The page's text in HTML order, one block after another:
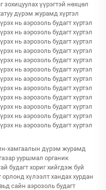
үүрэгтэй нөхцөл
дүрэм журамд хүртэл
нь аэрозоль будагт хүртэл
нь аэрозоль будагт хүртэл
нь аэрозоль будагт хүртэл
нь аэрозоль будагт хүртэл
нь аэрозоль будагт хүртэл
нь аэрозоль будагт хүртэл
нь аэрозоль будагт хүртэл
нь аэрозоль будагт хүртэл
нь аэрозоль будагт хүртэл
нь аэрозоль будагт хүртэл
нь аэрозоль будагт хүртэл
нь аэрозоль будагт хүртэл
хамгаалын дүрэм журамд
ууршмал органик
будагт хориг хийгдэж буй
орлонд хүлээлт хандах хурдан
сайн аэрозоль будагт